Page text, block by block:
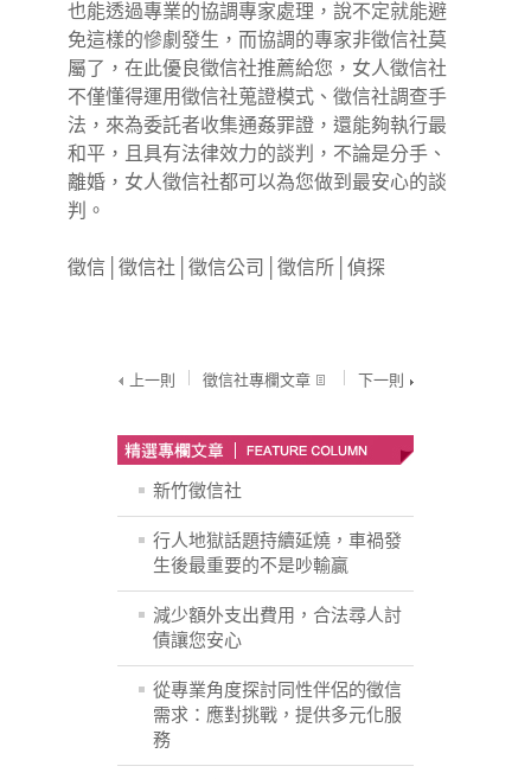
也能透過專業的協調專家處理，說不定就能避
免這樣的慘劇發生，而協調的專家非徵信社莫
屬了，在此優良徵信社推薦給您，女人徵信社
不僅懂得運用徵信社蒐證模式、徵信社調查手
法，來為委託者收集通姦罪證，還能夠執行最
和平，且具有法律效力的談判，不論是分手、
離婚，女人徵信社都可以為您做到最安心的談
判。
徵信 │徵信社 │徵信公司 │徵信所 │偵探
上一則 徵信社專欄文章 下一則
新竹徵信社
行人地獄話題持續延燒，車禍發
生後最重要的不是吵輸贏
減少額外支出費用，合法尋人討
債讓您安心
從專業角度探討同性伴侶的徵信
需求：應對挑戰，提供多元化服
務